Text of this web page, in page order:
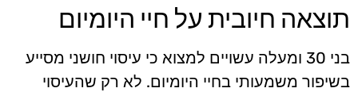
תוצאה חיובית על חיי היומיום
בני 30 ומעלה עשויים למצוא כי עיסוי חושני מסייע
בשיפור משמעותי בחיי היומיום. לא רק שהעיסוי